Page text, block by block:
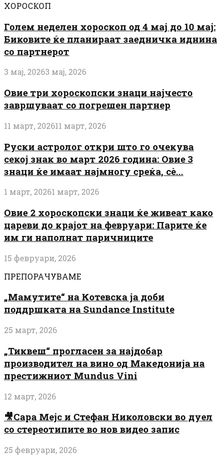
ХОРОСКОП
Голем неделен хороскоп од 4 мај до 10 мај:
Биковите ќе планираат заедничка иднина
со партнерот
3 мај, 20263 мај, 2026
Овие три хороскопски знаци најчесто
завршуваат со погрешен партнер
11 март, 202611 март, 2026
Руски астролог откри што го очекува
секој знак во март 2026 година: Овие 3
знаци ќе имаат најмногу среќа, сè...
1 март, 20261 март, 2026
Овие 2 хороскопски знаци ќе живеат како
цареви до крајот на февруари: Парите ќе
им ги наполнат паричниците
15 февруари, 2026
ПРЕПОРАЧУВАМЕ
„Мамутите“ на Котевска ја доби
поддршката на Sundance Institute
25 март, 2026
„Тиквеш“ прогласен за најдобар
производител на вино од Македонија на
престижниот Mundus Vini
12 март, 2026
🎥Сара Мејс и Стефан Николовски во дуел
со стереотипите во нов видео запис
25 февруари, 2026